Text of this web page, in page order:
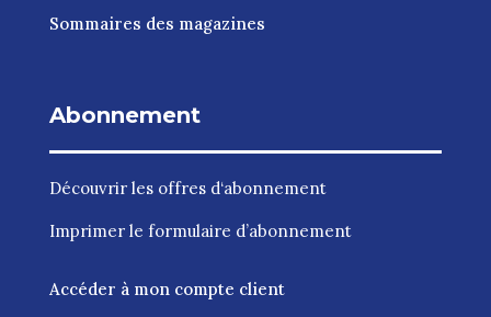
Sommaires des magazines
Abonnement
Découvrir les offres d‘abonnement
Imprimer le formulaire d’abonnement
Accéder à mon compte client